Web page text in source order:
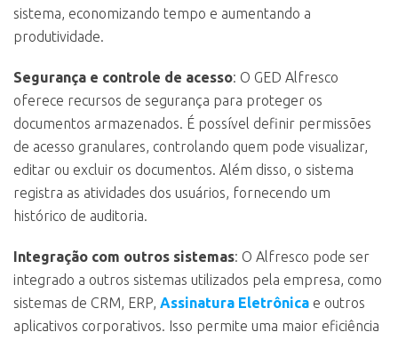
sistema, economizando tempo e aumentando a
produtividade.
Segurança e controle de acesso: O GED Alfresco
oferece recursos de segurança para proteger os
documentos armazenados. É possível definir permissões
de acesso granulares, controlando quem pode visualizar,
editar ou excluir os documentos. Além disso, o sistema
registra as atividades dos usuários, fornecendo um
histórico de auditoria.
Integração com outros sistemas: O Alfresco pode ser
integrado a outros sistemas utilizados pela empresa, como
sistemas de CRM, ERP, Assinatura Eletrônica e outros
aplicativos corporativos. Isso permite uma maior eficiência